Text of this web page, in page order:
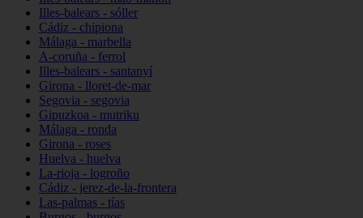
Illes-balears - sóller
Cádiz - chipiona
Málaga - marbella
A-coruña - ferrol
Illes-balears - santanyí
Girona - lloret-de-mar
Segovia - segovia
Gipuzkoa - mutriku
Málaga - ronda
Girona - roses
Huelva - huelva
La-rioja - logroño
Cádiz - jerez-de-la-frontera
Las-palmas - tías